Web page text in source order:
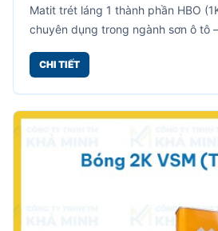
Matit trét láng 1 thành phần HBO
chuyên dụng trong ngành sơn ô tô
kế để làm mịn bề mặt, che khuyết
sơn phủ hoàn thiện.
CHI TIẾT